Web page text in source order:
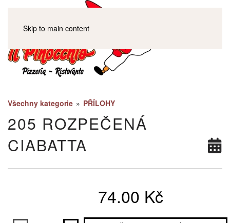
Skip to main content
Všechny kategorie » PŘÍLOHY
205 ROZPEČENÁ
CIABATTA
74.00 Kč